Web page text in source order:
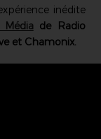
inédite
Média de Radio
et Chamonix.